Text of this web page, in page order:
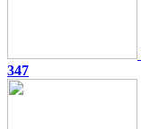
347